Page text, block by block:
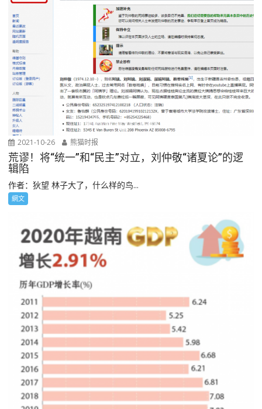
2021-10-26 熊猫时报
荒谬！将“统一”和“民主”对立，刘仲敬“诸夏论”的逻
辑陷
作者：狄望 林子大了，什么样的鸟...
網文